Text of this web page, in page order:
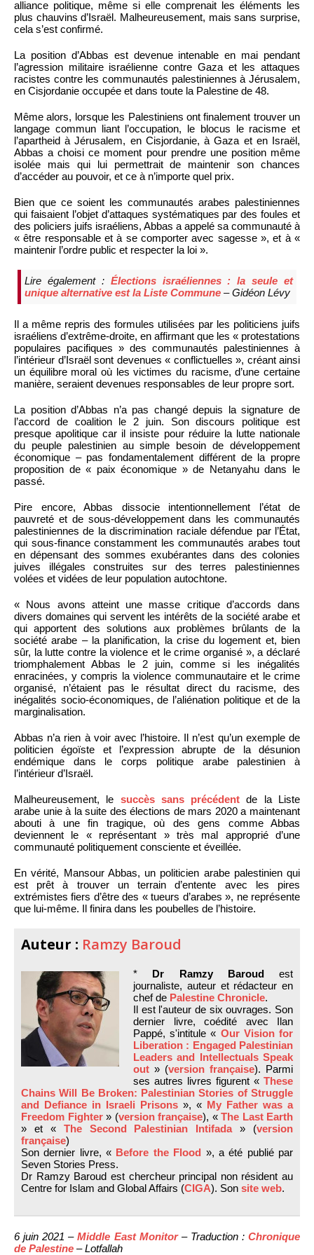
alliance politique, même si elle comprenait les éléments les
plus chauvins d’Israël. Malheureusement, mais sans surprise,
cela s’est confirmé.
La position d’Abbas est devenue intenable en mai pendant
l’agression militaire israélienne contre Gaza et les attaques
racistes contre les communautés palestiniennes à Jérusalem,
en Cisjordanie occupée et dans toute la Palestine de 48.
Même alors, lorsque les Palestiniens ont finalement trouver un
langage commun liant l’occupation, le blocus le racisme et
l’apartheid à Jérusalem, en Cisjordanie, à Gaza et en Israël,
Abbas a choisi ce moment pour prendre une position même
isolée mais qui lui permettrait de maintenir son chances
d’accéder au pouvoir, et ce à n’importe quel prix.
Bien que ce soient les communautés arabes palestiniennes
qui faisaient l’objet d’attaques systématiques par des foules et
des policiers juifs israéliens, Abbas a appelé sa communauté à
« être responsable et à se comporter avec sagesse », et à «
maintenir l’ordre public et respecter la loi ».
Lire également : Élections israéliennes : la seule et
unique alternative est la Liste Commune – Gidéon Lévy
Il a même repris des formules utilisées par les politiciens juifs
israéliens d’extrême-droite, en affirmant que les « protestations
populaires pacifiques » des communautés palestiniennes à
l’intérieur d’Israël sont devenues « conflictuelles », créant ainsi
un équilibre moral où les victimes du racisme, d’une certaine
manière, seraient devenues responsables de leur propre sort.
La position d’Abbas n’a pas changé depuis la signature de
l’accord de coalition le 2 juin. Son discours politique est
presque apolitique car il insiste pour réduire la lutte nationale
du peuple palestinien au simple besoin de développement
économique – pas fondamentalement différent de la propre
proposition de « paix économique » de Netanyahu dans le
passé.
Pire encore, Abbas dissocie intentionnellement l’état de
pauvreté et de sous-développement dans les communautés
palestiniennes de la discrimination raciale défendue par l’État,
qui sous-finance constamment les communautés arabes tout
en dépensant des sommes exubérantes dans des colonies
juives illégales construites sur des terres palestiniennes
volées et vidées de leur population autochtone.
« Nous avons atteint une masse critique d’accords dans
divers domaines qui servent les intérêts de la société arabe et
qui apportent des solutions aux problèmes brûlants de la
société arabe – la planification, la crise du logement et, bien
sûr, la lutte contre la violence et le crime organisé », a déclaré
triomphalement Abbas le 2 juin, comme si les inégalités
enracinées, y compris la violence communautaire et le crime
organisé, n’étaient pas le résultat direct du racisme, des
inégalités socio-économiques, de l’aliénation politique et de la
marginalisation.
Abbas n’a rien à voir avec l’histoire. Il n’est qu’un exemple de
politicien égoïste et l’expression abrupte de la désunion
endémique dans le corps politique arabe palestinien à
l’intérieur d’Israël.
Malheureusement, le succès sans précédent de la Liste
arabe unie à la suite des élections de mars 2020 a maintenant
abouti à une fin tragique, où des gens comme Abbas
deviennent le « représentant » très mal approprié d’une
communauté politiquement consciente et éveillée.
En vérité, Mansour Abbas, un politicien arabe palestinien qui
est prêt à trouver un terrain d’entente avec les pires
extrémistes fiers d’être des « tueurs d’arabes », ne représente
que lui-même. Il finira dans les poubelles de l’histoire.
Auteur : Ramzy Baroud
* Dr Ramzy Baroudest
journaliste, auteur et rédacteur en
chef de Palestine Chronicle.
Il est l'auteur de six ouvrages. Son
dernier livre, coédité avec Ilan
Pappé, s'intitule « Our Vision for
Liberation : Engaged Palestinian
Leaders and Intellectuals Speak
out » (version française). Parmi
ses autres livres figurent « These
Chains Will Be Broken: Palestinian Stories of Struggle
and Defiance in Israeli Prisons », « My Father was a
Freedom Fighter» (version française), « The Last Earth
» et « The Second Palestinian Intifada» (version
française)
Son dernier livre, « Before the Flood », a été publié par
Seven Stories Press.
Dr Ramzy Baroud est chercheur principal non résident au
Centre for Islam and Global Affairs (CIGA). Son site web.
6 juin 2021 –Middle East Monitor– Traduction :Chronique
de Palestine – Lotfallah